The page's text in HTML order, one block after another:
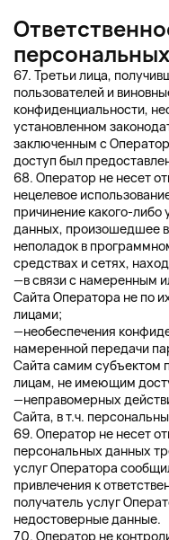
67. Третьи лица,
пользователей и
конфиденциальности,
установленном
заключенным с
доступ был
68. Оператор не несет
нецелевое
причинение какого-
данных, произошедшее
неполадок в
средствах и сетях,
—в связи с намеренным
Сайта Оператора не по
лицами;
—необеспечения
намеренной передачи
Сайта самим субъектом
лицам, не имеющим
—неправомерных
Сайта, в т.ч.
69. Оператор не несет
персональных данных
услуг Оператора
привлечения к
получатель услуг
недостоверные данные.
70. Оператор не